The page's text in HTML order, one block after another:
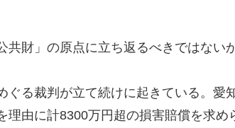
共財」の原点に立ち返るべきではないか
ぐる裁判が立て続けに起きている。愛
理由に計8300万円超の損害賠償を求め